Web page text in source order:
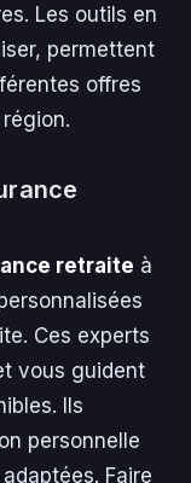
Les outils en
permettent
offres
retraite à
Ces experts
vous guident
Ils
personnelle
Faire